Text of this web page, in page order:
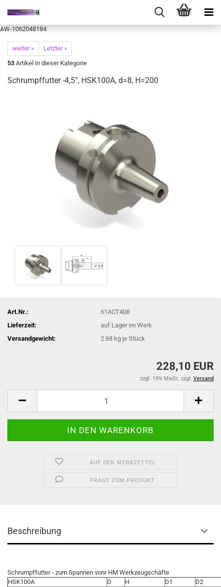
AW-1062048184
weiter »
Letzter »
53 Artikel in dieser Kategorie
Schrumpffutter -4,5°, HSK100A, d=8, H=200
Art.Nr.:
61ACT408
Lieferzeit:
auf Lager im Werk
Versandgewicht:
2.68 kg je Stück
228,10 EUR
zzgl. 19% MwSt. zzgl. Versand
AUF DEN MERKZETTEL
FRAGE ZUM PRODUKT
Beschreibung
Schrumpffutter - zum Spannen vonr HM Werkzeugschäfte
HSK100A
D H D1
D2